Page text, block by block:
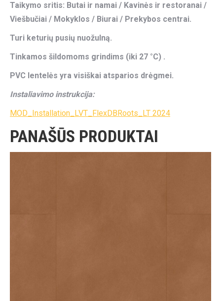
Taikymo sritis: Butai ir namai / Kavinės ir restoranai /
Viešbučiai / Mokyklos / Biurai / Prekybos centrai.
Turi keturių pusių nuožulną.
Tinkamos šildomoms grindims (iki 27 °C) .
PVC lentelės yra visiškai atsparios drėgmei.
Instaliavimo instrukcija:
MOD_Installation_LVT_FlexDBRoots_LT 2024
PANAŠŪS PRODUKTAI